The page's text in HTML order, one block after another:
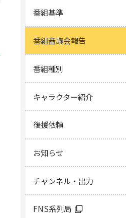
番組基準
番組審議会報告
番組種別
キャラクター紹介
後援依頼
お知らせ
チャンネル・出力
FNS系列局